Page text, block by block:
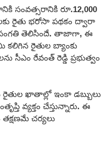
సంవత్సరానికి రూ.12,000
రైతు భరోసా పథకం ద్వారా
సంగతి తెలిసిందే. తాజాగా, ఈ
రైతుల బ్యాంకు
సీఎం రేవంత్ రెడ్డి ప్రభుత్వం
ఖాతాల్లో ఇంకా డబ్బులు
వ్యక్తం చేస్తున్నారు. ఈ
చర్యలు